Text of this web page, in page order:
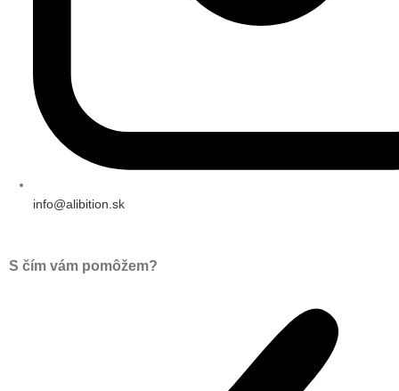
info@alibition.sk
S čím vám pomôžem?